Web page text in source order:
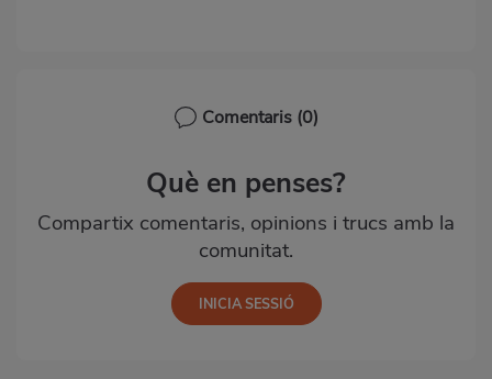
Comentaris (0)
Què en penses?
Compartix comentaris, opinions i trucs amb la
comunitat.